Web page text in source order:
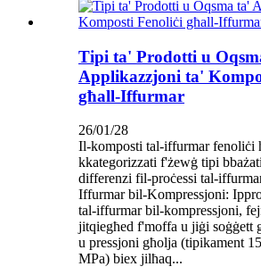
Tipi ta' Prodotti u
Applikazzjoni ta'
għall-Iffurmar
26/01/28
Il-komposti tal-iffurmar fenoliċi
kkategorizzati f'żewġ tipi
differenzi fil-proċessi tal-
Iffurmar bil-Kompressjoni:
tal-iffurmar bil-kompressjoni,
jitqiegħed f'moffa u jiġi soġġett
u pressjoni għolja (tipikament
MPa) biex jilħaq...